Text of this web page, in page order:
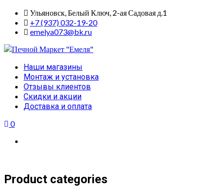
Skip
content
Ульяновск, Белый Ключ, 2-ая Садовая д.1
+7 (937) 032-19-20
emelya073@bk.ru
Primary
Menu
Наши магазины
Монтаж и установка
Отзывы клиентов
Скидки и акции
Доставка и оплата
0
Product categories